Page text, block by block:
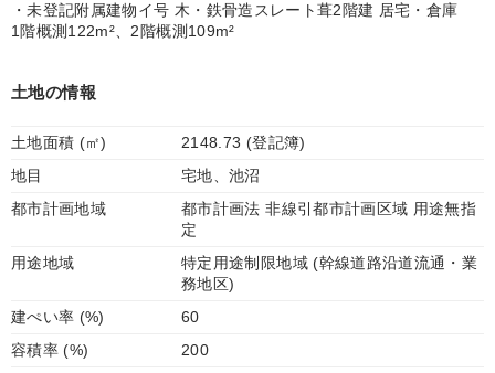
・未登記附属建物イ号 木・鉄骨造スレート葺2階建 居宅・倉庫
1階概測122m²、2階概測109m²
土地の情報
土地面積 (㎡)
2148.73 (登記簿)
地目
宅地、池沼
都市計画地域
都市計画法 非線引都市計画区域 用途無指
定
用途地域
特定用途制限地域 (幹線道路沿道流通・業
務地区)
建ぺい率 (%)
60
容積率 (%)
200